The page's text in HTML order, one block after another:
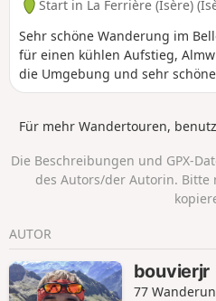
Start in La Ferrière (Isère)
Sehr schöne Wanderung im
für einen kühlen Aufstieg,
die Umgebung und sehr
Anstrengungen belohnen.
Für mehr Wandertouren,
Die Beschreibungen und GPX-
des Autors/der Autorin.
AUTOR
bouvierjr
77